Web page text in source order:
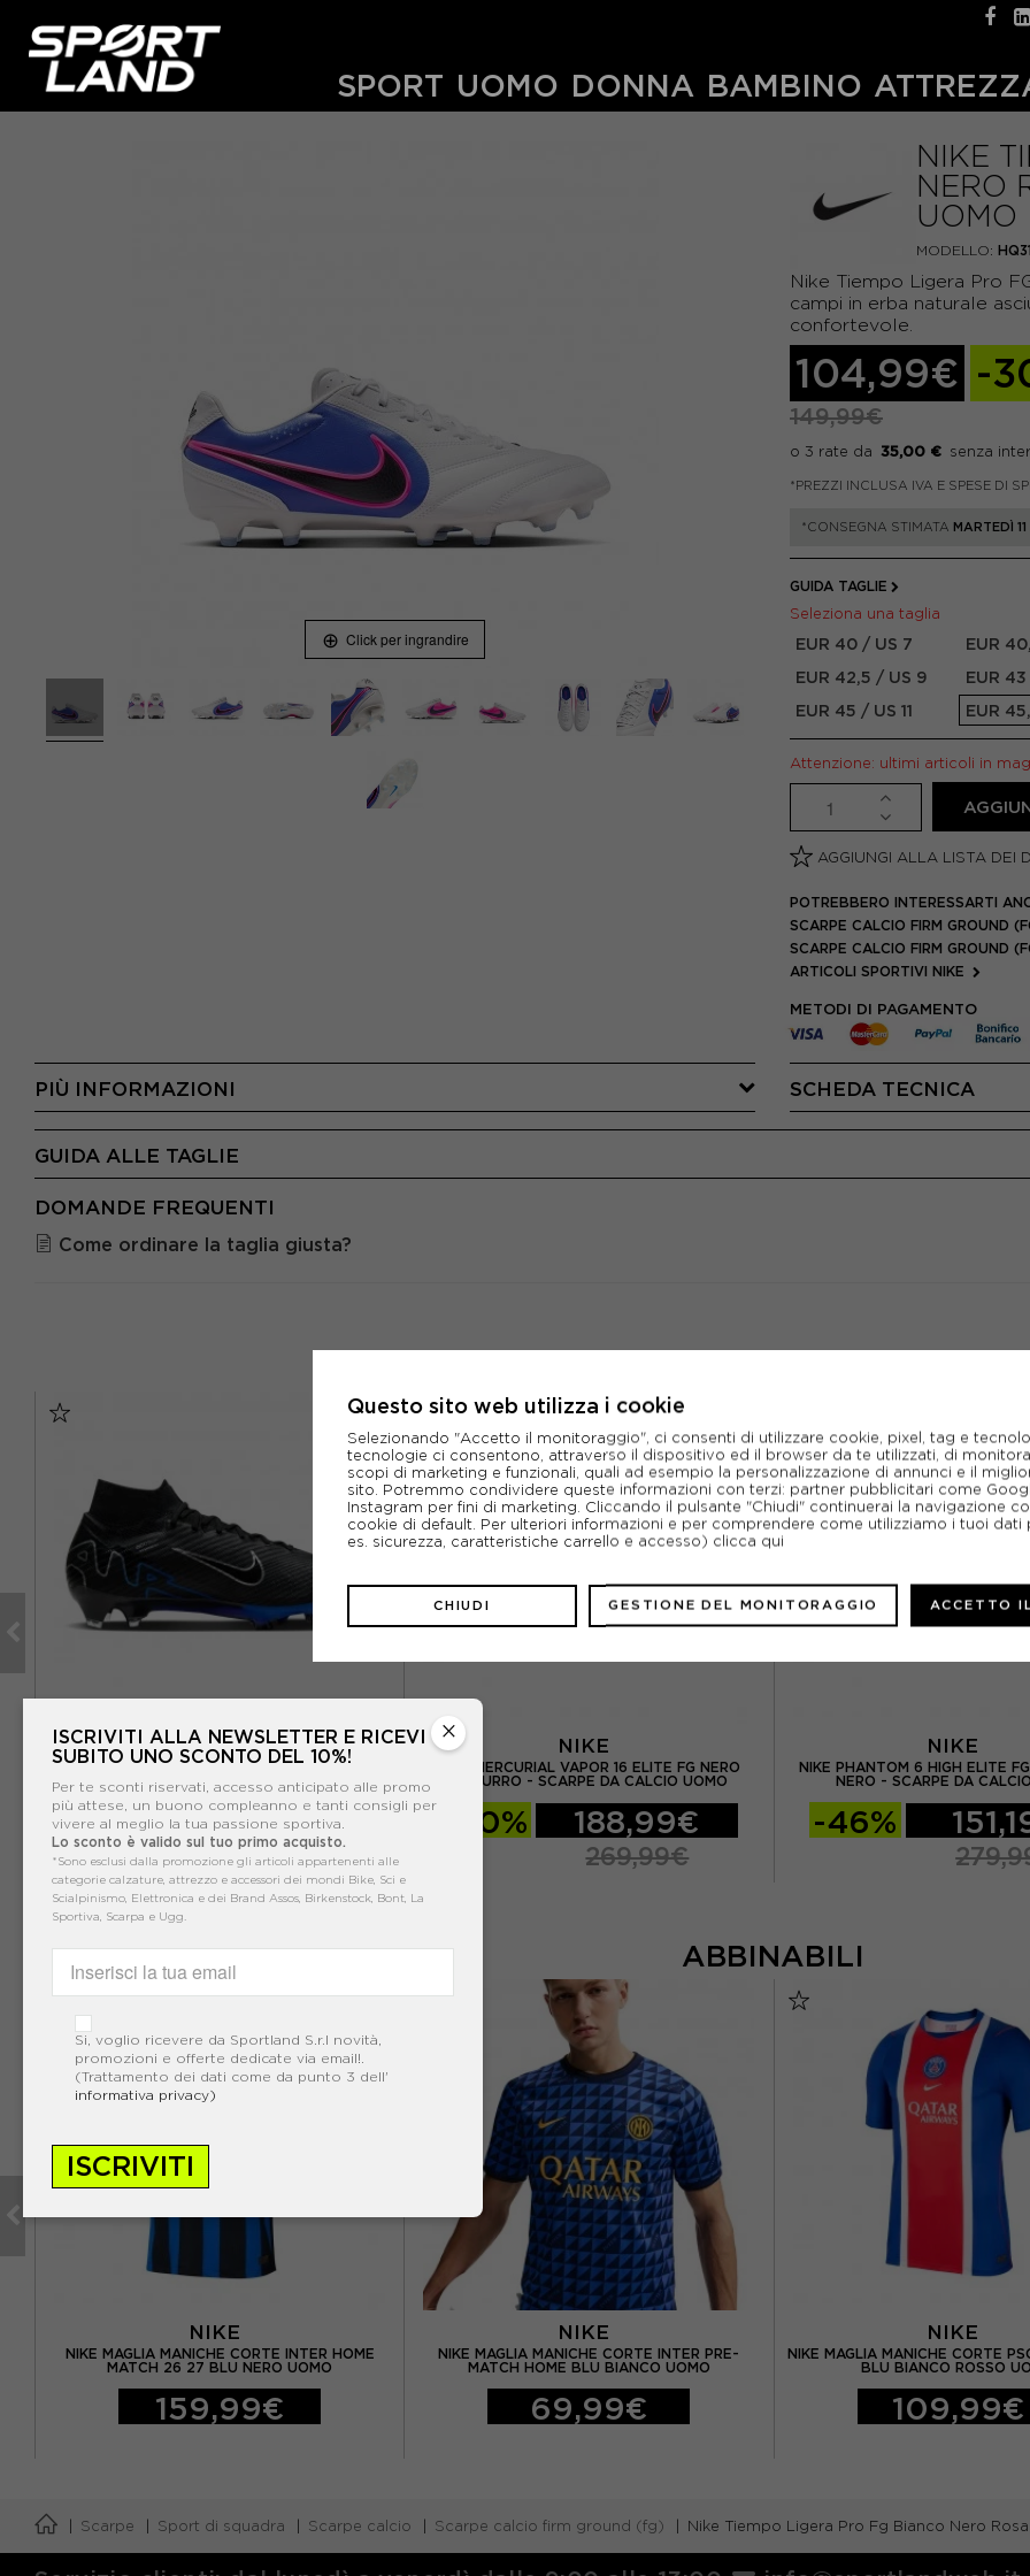
SPORT UOMO DONNA BAMBINO
Click per ingrandire
NIKE
NERO
UOMO
MODELLO:
Nike Tiempo Ligera Pro
campi in erba naturale
confortevole.
104,99€ -
149,99€
35,00 €
*PREZZI INCLUSA IVA E SPESE DI
*CONSEGNA STIMATA MARTEDÌ
GUIDA TAGLIE
Seleziona una taglia
EUR 40 / US 7 EUR
EUR 42,5 / US 9
EUR
EUR 45 / US 11
EUR
Attenzione: ultimi articoli in
AGGIUNGI ALLA LISTA DEI
POTREBBERO INTERESSARTI
SCARPE CALCIO FIRM GROUND
SCARPE CALCIO FIRM GROUND
ARTICOLI SPORTIVI NIKE
METODI DI PAGAMENTO
PIÙ INFORMAZIONI SCHEDA TECNICA
GUIDA ALLE TAGLIE
DOMANDE FREQUENTI
Come ordinare la taglia giusta?
NIKE
NIKE MERCURIAL SUPERFLY 9 ELITE FG NERO
BLU - SCARPE DA CALCIO UOMO
-40% 167,99€
279,99€
NIKE
NIKE MERCURIAL VAPOR 16 ELITE FG NERO
AZZURRO - SCARPE DA CALCIO UOMO
-30% 188,99€
269,99€
NIKE
NIKE PHANTOM 6 HIGH ELITE
NERO - SCARPE DA
-46%
ABBINABILI
NIKE
NIKE MAGLIA MANICHE CORTE INTER HOME
MATCH 26 27 BLU NERO UOMO
159,99€
NIKE
NIKE MAGLIA MANICHE CORTE INTER PRE-
MATCH HOME BLU BIANCO UOMO
69,99€
NIKE
NIKE MAGLIA MANICHE CORTE
BLU BIANCO ROSSO
109,99€
Scarpe Sport di squadra Scarpe calcio Scarpe calcio firm ground (fg) Nike Tiempo Ligera Pro Fg Bianco Nero
×
ISCRIVITI ALLA NEWSLETTER E RICEVI
SUBITO UNO SCONTO DEL 10%!
Per te sconti riservati, accesso anticipato alle promo
più attese, un buono compleanno e tanti consigli per
vivere al meglio la tua passione sportiva.
Lo sconto è valido sul tuo primo acquisto.
*Sono esclusi dalla promozione gli articoli appartenenti alle
categorie calzature, attrezzo e accessori dei mondi Bike, Sci e
Scialpinismo, Elettronica e dei Brand Assos, Birkenstock, Bont, La
Sportiva, Scarpa e Ugg.
Si, voglio ricevere da Sportland S.r.l novità,
promozioni e offerte dedicate via email!.
(Trattamento dei dati come da punto 3 dell'
informativa privacy)
ISCRIVITI
Questo sito web utilizza i cookie
Selezionando "Accetto il monitoraggio", ci consenti di utilizzare cookie, pixel, tag e
tecnologie ci consentono, attraverso il dispositivo ed il browser da te utilizzati, di
scopi di marketing e funzionali, quali ad esempio la personalizzazione di annunci e il
sito. Potremmo condividere queste informazioni con terzi: partner pubblicitari come
Instagram per fini di marketing. Cliccando il pulsante "Chiudi" continuerai la navigazione
cookie di default. Per ulteriori informazioni e per comprendere come utilizziamo i tuoi
es. sicurezza, caratteristiche carrello e accesso) clicca qui
CHIUDI GESTIONE DEL MONITORAGGIO ACCETTO